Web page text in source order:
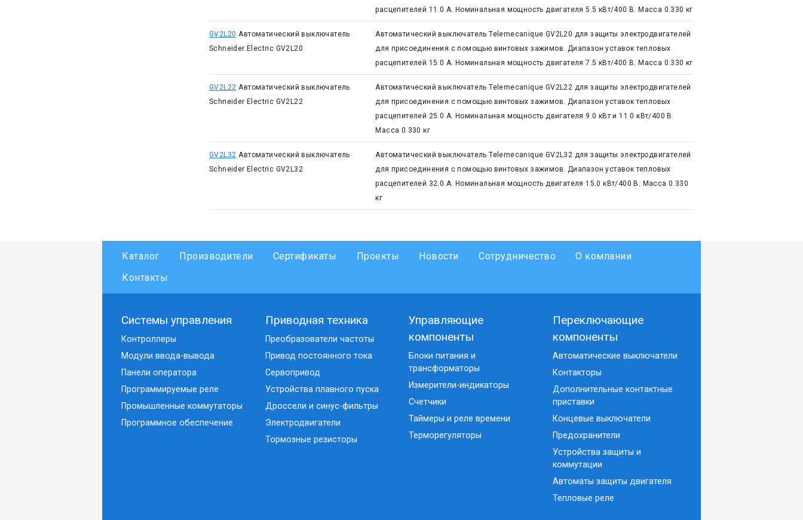
расцепителей 11.0 А. Номинальная мощность двигателя 5.5 кВт/400 В. Масса 0.330 кг
GV2L20 Автоматический выключатель
Schneider Electric GV2L20
Автоматический выключатель Telemecanique GV2L20 для защиты электродвигателей
для присоединения с помощью винтовых зажимов. Диапазон уставок тепловых
расцепителей 15.0 А. Номинальная мощность двигателя 7.5 кВт/400 В. Масса 0.330 кг
GV2L22 Автоматический выключатель
Schneider Electric GV2L22
Автоматический выключатель Telemecanique GV2L22 для защиты электродвигателей
для присоединения с помощью винтовых зажимов. Диапазон уставок тепловых
расцепителей 25.0 А. Номинальная мощность двигателя 9.0 кВт и 11.0 кВт/400 В.
Масса 0.330 кг
GV2L32 Автоматический выключатель
Schneider Electric GV2L32
Автоматический выключатель Telemecanique GV2L32 для защиты электродвигателей
для присоединения с помощью винтовых зажимов. Диапазон уставок тепловых
расцепителей 32.0 А. Номинальная мощность двигателя 15.0 кВт/400 В. Масса 0.330
кг
Каталог Производители Сертификаты Проекты Новости Сотрудничество
О компании
Контакты
Системы управления
Контроллеры
Модули ввода-вывода
Панели оператора
Программируемые реле
Промышленные коммутаторы
Программное обеспечение
Приводная техника
Преобразователи частоты
Привод постоянного тока
Сервопривод
Устройства плавного пуска
Дроссели и синус-фильтры
Электродвигатели
Тормозные резисторы
Управляющие
компоненты
Блоки питания и
трансформаторы
Измерители-индикаторы
Счетчики
Таймеры и реле времени
Терморегуляторы
Переключающие
компоненты
Автоматические выключатели
Контакторы
Дополнительные контактные
приставки
Концевые выключатели
Предохранители
Устройства защиты и
коммутации
Автоматы защиты двигателя
Тепловые реле